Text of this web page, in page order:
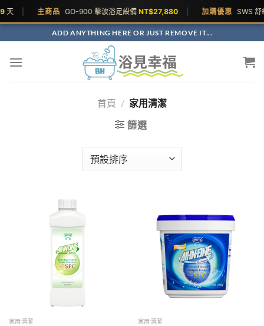
天 主商品 GO-900 擊波浴足設備NT$27,880 加購優惠 SWS 舒
ADD ANYTHING HERE OR JUST REMOVE IT...
首頁 / 家用清潔
篩選
家用清潔 家用清潔